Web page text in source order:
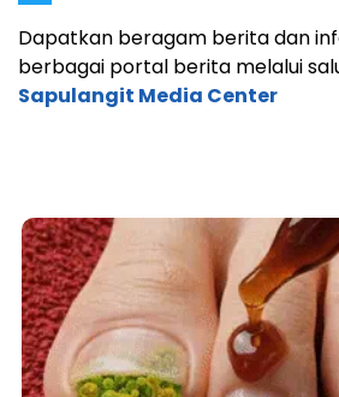
Dapatkan beragam berita dan
berbagai portal berita melalui
Sapulangit Media Center